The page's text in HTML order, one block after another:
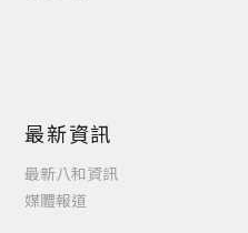
最新資訊
最新八和資訊
媒體報道